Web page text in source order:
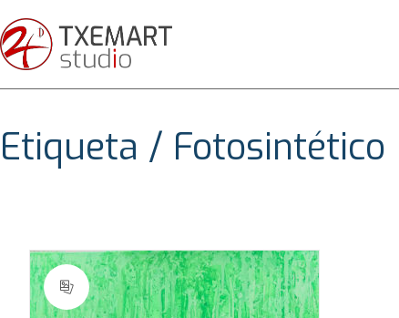
Etiqueta / Fotosintético